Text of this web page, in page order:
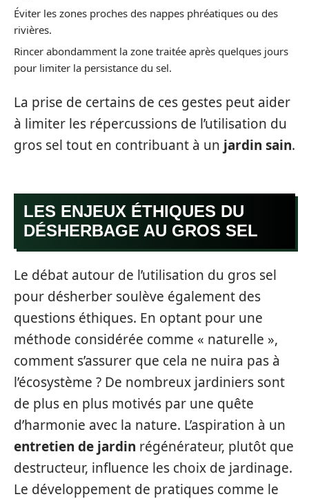
Éviter les zones proches des nappes phréatiques ou des
rivières.
Rincer abondamment la zone traitée après quelques jours
pour limiter la persistance du sel.
La prise de certains de ces gestes peut aider
à limiter les répercussions de l’utilisation du
gros sel tout en contribuant à un jardin sain.
LES ENJEUX ÉTHIQUES DU
DÉSHERBAGE AU GROS SEL
Le débat autour de l’utilisation du gros sel
pour désherber soulève également des
questions éthiques. En optant pour une
méthode considérée comme « naturelle »,
comment s’assurer que cela ne nuira pas à
l’écosystème ? De nombreux jardiniers sont
de plus en plus motivés par une quête
d’harmonie avec la nature. L’aspiration à un
entretien de jardin régénérateur, plutôt que
destructeur, influence les choix de jardinage.
Le développement de pratiques comme le